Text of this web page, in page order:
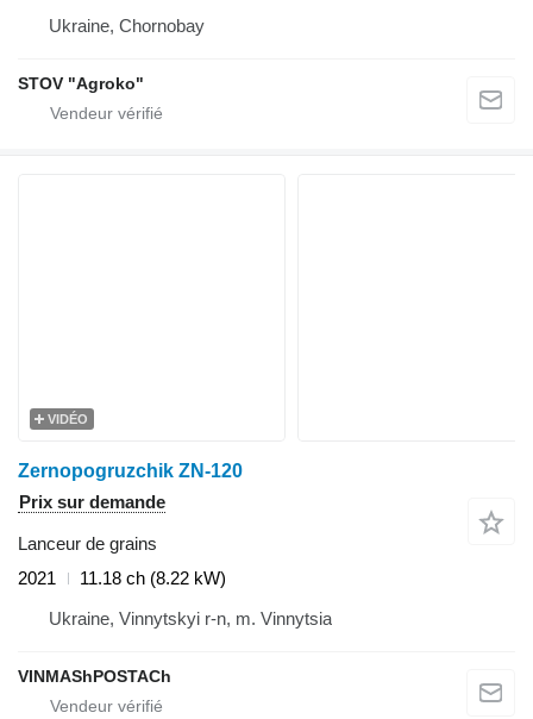
Ukraine, Chornobay
STOV "Agroko"
VIDÉO
Zernopogruzchik ZN-120
Prix sur demande
Lanceur de grains
2021
11.18 ch (8.22 kW)
Ukraine, Vinnytskyi r-n, m. Vinnytsia
VINMAShPOSTACh